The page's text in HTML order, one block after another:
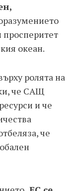
просперитет
океан.
ролята на
че САЩ
и че
че